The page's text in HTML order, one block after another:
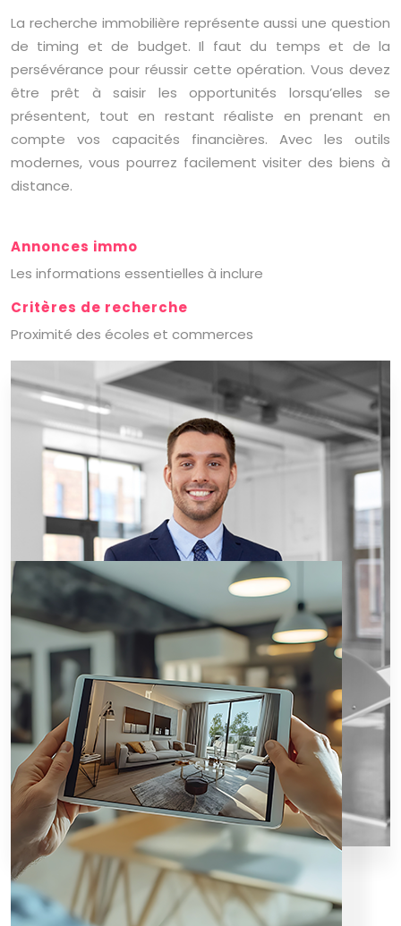
La recherche immobilière représente aussi une question
de timing et de budget. Il faut du temps et de la
persévérance pour réussir cette opération. Vous devez
être prêt à saisir les opportunités lorsqu’elles se
présentent, tout en restant réaliste en prenant en
compte vos capacités financières. Avec les outils
modernes, vous pourrez facilement visiter des biens à
distance.
Annonces immo
Les informations essentielles à inclure
Critères de recherche
Proximité des écoles et commerces